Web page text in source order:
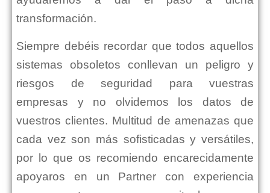
transformación.
Siempre debéis recordar que todos aquellos
sistemas obsoletos conllevan un peligro y
riesgos de seguridad para vuestras
empresas y no olvidemos los datos de
vuestros clientes. Multitud de amenazas que
cada vez son más sofisticadas y versátiles,
por lo que os recomiendo encarecidamente
apoyaros en un Partner con experiencia